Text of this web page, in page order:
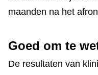
maanden na het
Goed om te
De resultaten van